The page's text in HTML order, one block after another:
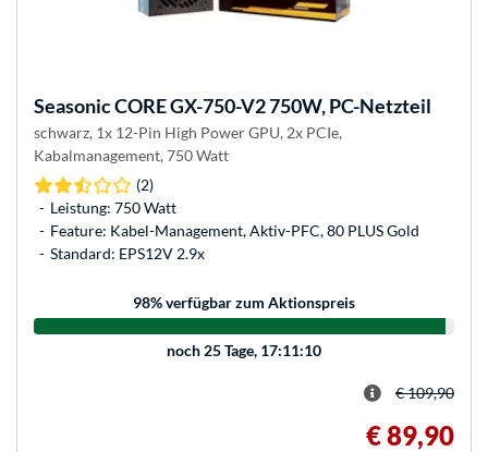
SeasonicCORE GX-750-V2 750W, PC-Netzteil
schwarz, 1x 12-Pin High Power GPU, 2x PCIe,
Kabalmanagement, 750 Watt
(2)
Leistung: 750 Watt
Feature: Kabel-Management, Aktiv-PFC, 80 PLUS Gold
Standard: EPS12V 2.9x
98% verfügbar zum Aktionspreis
noch 25 Tage, 17:11:10
€ 109,90
€ 89,90